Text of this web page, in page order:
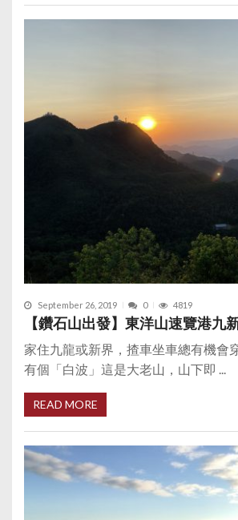
September 26, 2019 0 4819
【鑽石山出發】東洋山速覽港九
家住九龍或新界，揸車坐車總有機會
有個「白波」這是大老山，山下即 ...
READ MORE